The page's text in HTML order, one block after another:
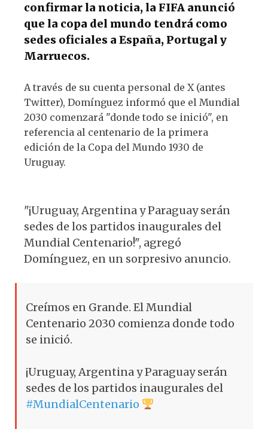
confirmar la noticia, la FIFA anunció
que la copa del mundo tendrá como
sedes oficiales a España, Portugal y
Marruecos.
A través de su cuenta personal de X (antes
Twitter), Domínguez informó que el Mundial
2030 comenzará "donde todo se inició", en
referencia al centenario de la primera
edición de la Copa del Mundo 1930 de
Uruguay.
"¡Uruguay, Argentina y Paraguay serán
sedes de los partidos inaugurales del
Mundial Centenario!", agregó
Domínguez, en un sorpresivo anuncio.
Creímos en Grande. El Mundial
Centenario 2030 comienza donde todo
se inició.
¡Uruguay, Argentina y Paraguay serán
sedes de los partidos inaugurales del
#MundialCentenario